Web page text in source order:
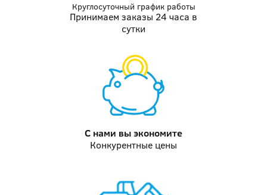
Круглосуточный график работы
Принимаем заказы 24 часа в
сутки
С нами выэкономите
Конкурентные цены